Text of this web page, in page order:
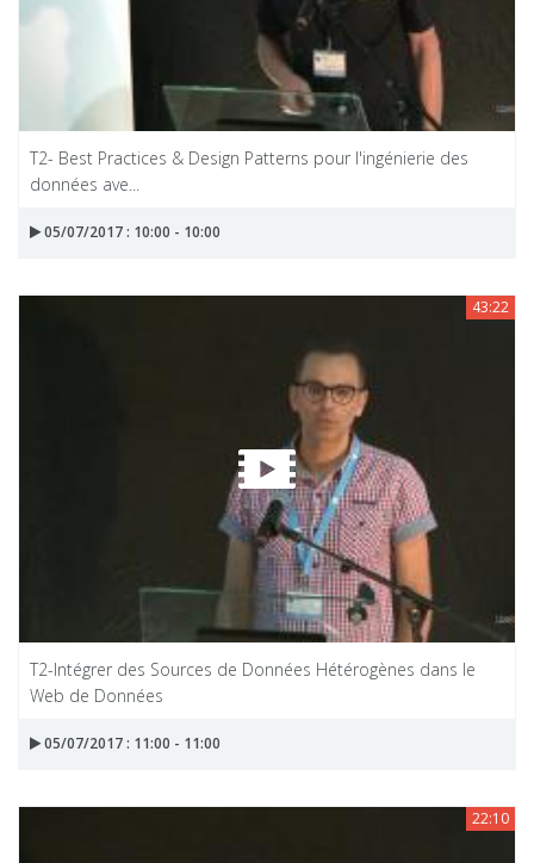
T2- Best Practices & Design Patterns pour l'ingénierie des
données ave...
05/07/2017 : 10:00 - 10:00
43:22
T2-Intégrer des Sources de Données Hétérogènes dans le
Web de Données
05/07/2017 : 11:00 - 11:00
22:10